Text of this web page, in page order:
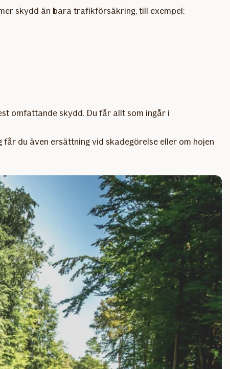
skydd än bara trafikförsäkring, till exempel:
omfattande skydd. Du får allt som ingår i
du även ersättning vid skadegörelse eller om hojen